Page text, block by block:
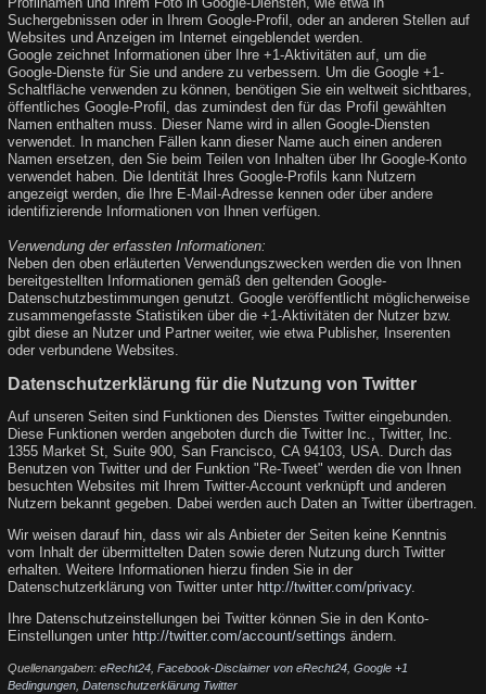
Suchergebnissen oder in Ihrem Google-Profil, oder an anderen Stellen auf
Websites und Anzeigen im Internet eingeblendet werden.
Google zeichnet Informationen über Ihre +1-Aktivitäten auf, um die
Google-Dienste für Sie und andere zu verbessern. Um die Google +1-
Schaltfläche verwenden zu können, benötigen Sie ein weltweit sichtbares,
öffentliches Google-Profil, das zumindest den für das Profil gewählten
Namen enthalten muss. Dieser Name wird in allen Google-Diensten
verwendet. In manchen Fällen kann dieser Name auch einen anderen
Namen ersetzen, den Sie beim Teilen von Inhalten über Ihr Google-Konto
verwendet haben. Die Identität Ihres Google-Profils kann Nutzern
angezeigt werden, die Ihre E-Mail-Adresse kennen oder über andere
identifizierende Informationen von Ihnen verfügen.
Verwendung der erfassten Informationen:
Neben den oben erläuterten Verwendungszwecken werden die von Ihnen
bereitgestellten Informationen gemäß den geltenden Google-
Datenschutzbestimmungen genutzt. Google veröffentlicht möglicherweise
zusammengefasste Statistiken über die +1-Aktivitäten der Nutzer bzw.
gibt diese an Nutzer und Partner weiter, wie etwa Publisher, Inserenten
oder verbundene Websites.
Datenschutzerklärung für die Nutzung von Twitter
Auf unseren Seiten sind Funktionen des Dienstes Twitter eingebunden.
Diese Funktionen werden angeboten durch die Twitter Inc., Twitter, Inc.
1355 Market St, Suite 900, San Francisco, CA 94103, USA. Durch das
Benutzen von Twitter und der Funktion "Re-Tweet" werden die von Ihnen
besuchten Websites mit Ihrem Twitter-Account verknüpft und anderen
Nutzern bekannt gegeben. Dabei werden auch Daten an Twitter übertragen.
Wir weisen darauf hin, dass wir als Anbieter der Seiten keine Kenntnis
vom Inhalt der übermittelten Daten sowie deren Nutzung durch Twitter
erhalten. Weitere Informationen hierzu finden Sie in der
Datenschutzerklärung von Twitter unter http://twitter.com/privacy.
Ihre Datenschutzeinstellungen bei Twitter können Sie in den Konto-
Einstellungen unter http://twitter.com/account/settings ändern.
Quellenangaben: eRecht24 Facebook-Disclaimer von eRecht24 Google +1
Bedingungen Datenschutzerklärung Twitter